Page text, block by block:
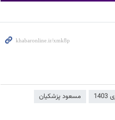
مسعود پزشکیان